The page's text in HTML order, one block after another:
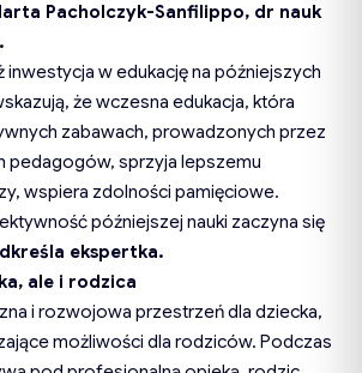
Pacholczyk-Sanfilippo, dr nauk
inwestycja w edukację na późniejszych
że wczesna edukacja, która
zabawach, prowadzonych przez
pedagogów, sprzyja lepszemu
wspiera zdolności pamięciowe.
późniejszej nauki zaczyna się
ekspertka.
ale i rodzica
i rozwojowa przestrzeń dla dziecka,
możliwości dla rodziców. Podczas